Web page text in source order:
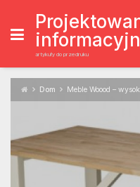
content
artykuły do przedruku
Dom Meble Woood –